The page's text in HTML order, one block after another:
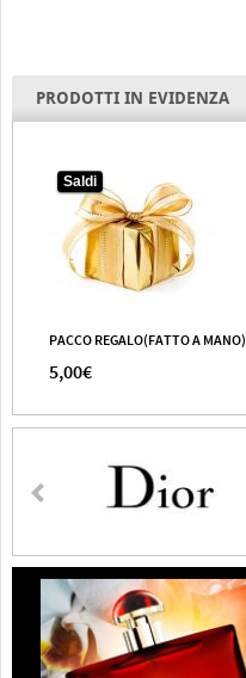
PRODOTTI IN EVIDENZA
Saldi
PACCO REGALO(FATTO A MANO)
5,00€